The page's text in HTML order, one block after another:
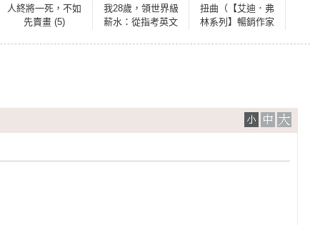
人終將一死，不如
先賣畫 (5)
我28歲，領世界級
薪水：從指考英文
扭曲（【艾迪．弗
林系列】暢銷作家